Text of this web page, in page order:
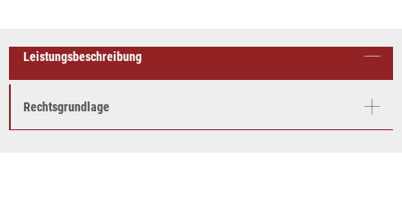
Leistungsbeschreibung
Rechtsgrundlage